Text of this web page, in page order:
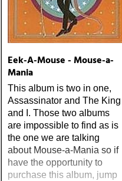
Eek-A-Mouse - Mouse-a-
Mania
This album is two in one,
Assassinator and The King
and I. Those two albums
are impossible to find as is
the one we are talking
about Mouse-a-Mania so if
have the opportunity to
purchase this album, jump